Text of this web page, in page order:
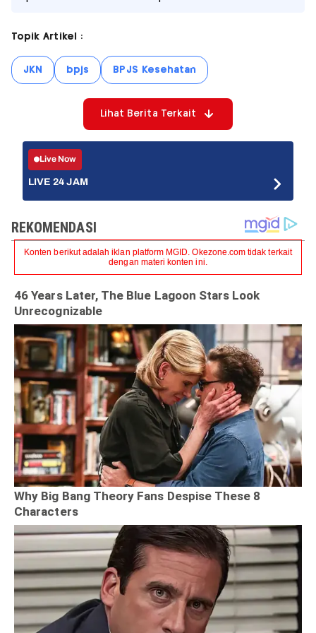
Topik Artikel :
JKN bpjs BPJS Kesehatan
Lihat Berita Terkait
Live Now
LIVE 24 JAM